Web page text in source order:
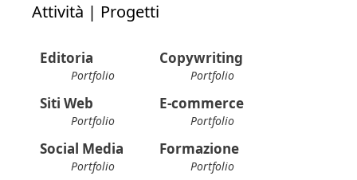
Attività | Progetti
Editoria
Portfolio
Copywriting
Portfolio
Siti Web
Portfolio
E-commerce
Portfolio
Social Media
Portfolio
Formazione
Portfolio